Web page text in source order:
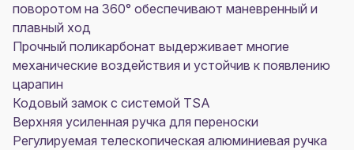
поворотом на 360° обеспечивают маневренный и
плавный ход
Прочный поликарбонат выдерживает многие
механические воздействия и устойчив к появлению
царапин
Кодовый замок с системой TSA
Верхняя усиленная ручка для переноски
Регулируемая телескопическая алюминиевая ручка